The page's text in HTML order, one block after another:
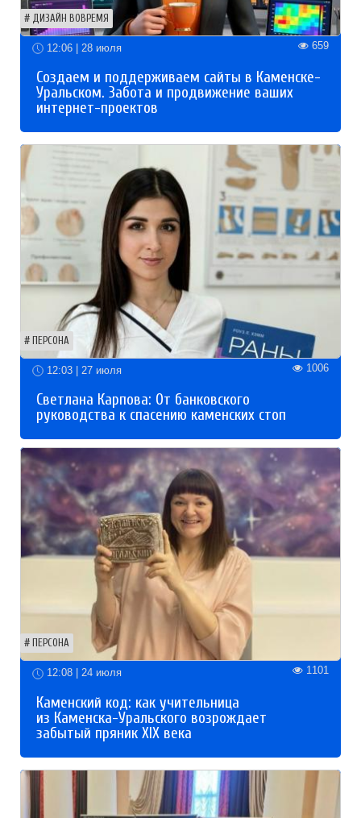
ДИЗАЙН ВОВРЕМЯ
12:06 | 28 июля 659
Создаем и поддерживаем сайты в Каменске-
Уральском. Забота и продвижение ваших
интернет-проектов
ПЕРСОНА
12:03 | 27 июля 1006
Светлана Карпова: От банковского
руководства к спасению каменских стоп
ПЕРСОНА
12:08 | 24 июля 1101
Каменский код: как учительница
из Каменска-Уральского возрождает
забытый пряник XIX века